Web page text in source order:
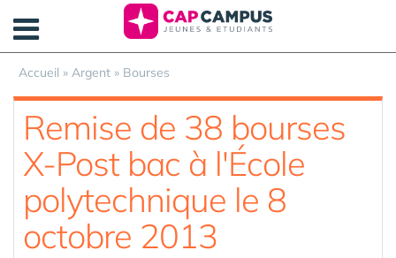
Accueil » Argent » Bourses
Remise de 38 bourses
X-Post bac à l'École
polytechnique le 8
octobre 2013
Panneau de gestion des cookies